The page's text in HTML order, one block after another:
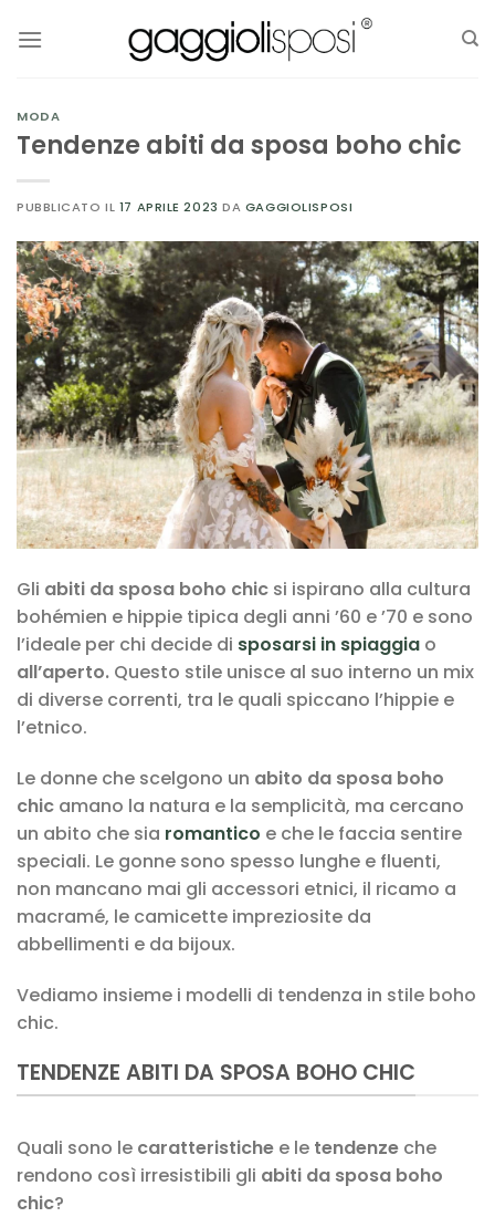
MODA
Tendenze abiti da sposa boho chic
PUBBLICATO IL 17 APRILE 2023 DA GAGGIOLISPOSI
Gli abiti da sposa boho chic si ispirano alla cultura
bohémien e hippie tipica degli anni ’60 e ’70 e sono
l’ideale per chi decide di sposarsi in spiaggia o
all’aperto. Questo stile unisce al suo interno un mix
di diverse correnti, tra le quali spiccano l’hippie e
l’etnico.
Le donne che scelgono un abito da sposa boho
chic amano la natura e la semplicità, ma cercano
un abito che sia romantico e che le faccia sentire
speciali. Le gonne sono spesso lunghe e fluenti,
non mancano mai gli accessori etnici, il ricamo a
macramé, le camicette impreziosite da
abbellimenti e da bijoux.
Vediamo insieme i modelli di tendenza in stile boho
chic.
TENDENZE ABITI DA SPOSA BOHO CHIC
Quali sono le caratteristiche e le tendenze che
rendono così irresistibili gli abiti da sposa boho
chic?